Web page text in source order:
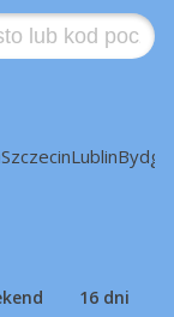
SzczecinLublin
16 dni